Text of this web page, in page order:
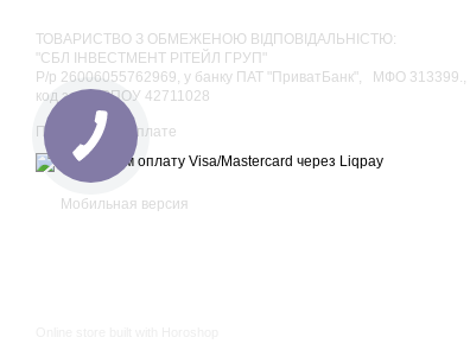
ТОВАРИСТВО З ОБМЕЖЕНОЮ ВІДПОВІДАЛЬНІСТЮ:
"СБЛ ІНВЕСТМЕНТ РІТЕЙЛ ГРУП"
Р/р 26006055762969, у банку ПАТ "ПриватБанк", МФО 313399.,
код за ЄДРПОУ 42711028
Принимаем к оплате
Мобильная версия